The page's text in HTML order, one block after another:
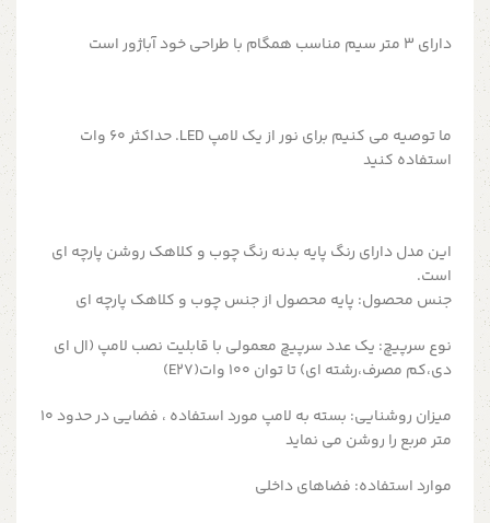
دارای ۳ متر سیم مناسب همگام با طراحی خود آباژور است
ما توصیه می کنیم برای نور از یک لامپ LED.
حداکثر 60 وات
استفاده کنید
این مدل دارای رنگ پایه بدنه رنگ چوب و کلاهک روشن پارچه ای
است.
جنس محصول: پایه محصول از جنس چوب و کلاهک پارچه ای
نوع سرپیچ: یک عدد سرپیچ معمولی با قابلیت نصب لامپ (ال ای
دی،کم مصرف،رشته ای) تا توان 100 وات(E27)
میزان روشنایی:
بسته به لامپ مورد استفاده ، فضایی در حدود 10
متر مربع را روشن می نماید
موارد استفاده: فضاهای داخلی